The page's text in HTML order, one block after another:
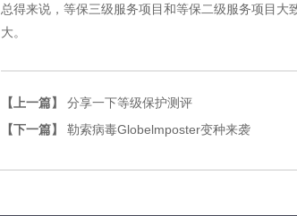
总得来说，等保三级服务项目和等保二级服务项目
大。
【上一篇】 分享一下等级保护测评
【下一篇】 勒索病毒Globelmposter变种来袭